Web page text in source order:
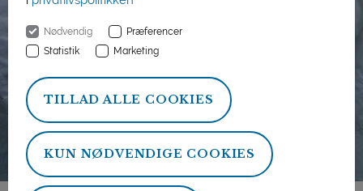
Nødvendig
Præferencer
Statistik
Marketing
TILLAD ALLE COOKIES
KUN NØDVENDIGE COOKIES